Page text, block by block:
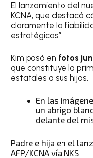
El lanzamiento del
KCNA, que destacó
claramente la
estratégicas”.
Kim posó en fotos
que constituye la
estatales a sus hijos.
En las
un abrigo
delante del
Padre e hija en el
AFP/KCNA vía NKS